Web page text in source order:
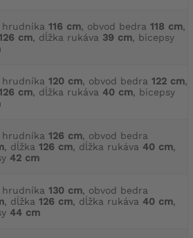
hrudníka 116 cm, obvod bedra 118 cm,
cm, dĺžka rukáva 39 cm, bicepsy
hrudníka 120 cm, obvod bedra 122 cm,
cm, dĺžka rukáva 40 cm, bicepsy
hrudníka 126 cm, obvod bedra
, dĺžka 126 cm, dĺžka rukáva 40 cm,
42 cm
hrudníka 130 cm, obvod bedra
, dĺžka 126 cm, dĺžka rukáva 40 cm,
44 cm